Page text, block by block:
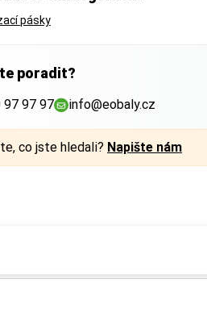
pásky
poradit?
97 97 97 info@eobaly.cz
co jste hledali? Napište nám